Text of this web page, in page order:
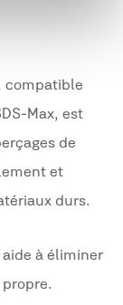
compatible
Max, est
de
et
durs.
à éliminer